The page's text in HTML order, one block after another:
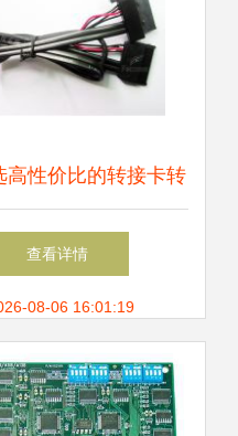
高性价比的转接卡转
格、厂家与中国供应
商全解析
查看详情
08-06 16:01:19